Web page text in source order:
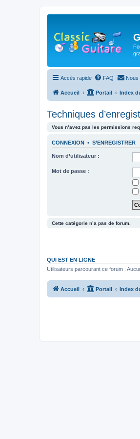
Accès rapide FAQ Nous
Accueil Portail Index
Techniques
Vous n’avez pas les permissions
CONNEXION • S’ENREGISTRER
Nom d’utilisateur :
Mot de passe :
Cette catégorie n’a pas de forum.
QUI EST EN LIGNE
Utilisateurs parcourant ce forum :
Accueil Portail Index